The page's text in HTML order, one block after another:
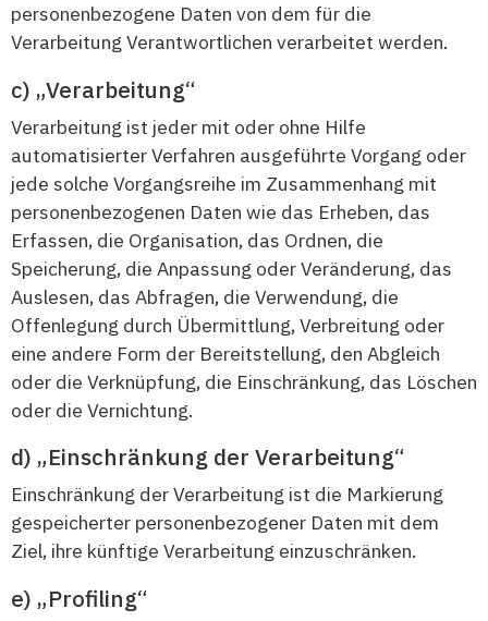
personenbezogene Daten von dem für die
Verarbeitung Verantwortlichen verarbeitet werden.
„Verarbeitung“
Verarbeitung ist jeder mit oder ohne Hilfe
automatisierter Verfahren ausgeführte Vorgang oder
jede solche Vorgangsreihe im Zusammenhang mit
personenbezogenen Daten wie das Erheben, das
Erfassen, die Organisation, das Ordnen, die
Speicherung, die Anpassung oder Veränderung, das
Auslesen, das Abfragen, die Verwendung, die
Offenlegung durch Übermittlung, Verbreitung oder
eine andere Form der Bereitstellung, den Abgleich
oder die Verknüpfung, die Einschränkung, das Löschen
oder die Vernichtung.
„Einschränkung der Verarbeitung“
Einschränkung der Verarbeitung ist die Markierung
gespeicherter personenbezogener Daten mit dem
Ziel, ihre künftige Verarbeitung einzuschränken.
„Profiling“